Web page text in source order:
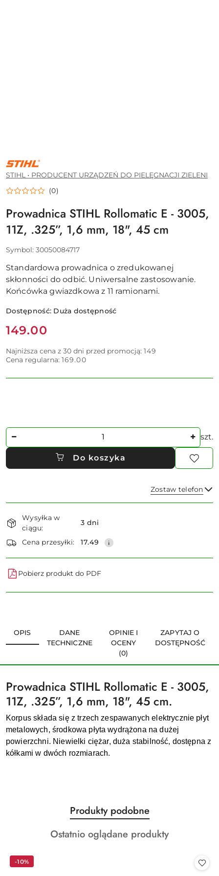
STIHL
•
PRODUCENT
URZĄDZEŃ
DO
PIELĘGNACJI
STIHL • PRODUCENT URZĄDZEŃ DO PIELĘGNACJI ZIELENI
(0)
Prowadnica STIHL Rollomatic E - 3005,
11Z, .325”, 1,6 mm, 18", 45 cm
Symbol: 30050084717
Standardowa prowadnica o zredukowanej
skłonności do odbić. Uniwersalne zastosowanie.
Końcówka gwiazdkowa z 11 ramionami.
Dostępność: Duża dostępność
Cena:
149.00
Najniższa cena z 30 dni przed promocją: 149
Cena regularna: 169.00
Ilość szt.
Do koszyka
Zostaw telefon
Dostępność
i
dostawa
Wysyłka w
ciągu:
3 dni
Cena przesyłki: 17.49
Pobierz produkt do PDF
OPIS
DANE
TECHNICZNE
OPINIE I
OCENY
(0)
ZAPYTAJ O
DOSTĘPNOŚĆ
Prowadnica STIHL Rollomatic E - 3005,
11Z, .325”, 1,6 mm, 18", 45 cm.
Korpus składa się z trzech zespawanych elektrycznie płyt
metalowych, środkowa płyta wydrążona na dużej
powierzchni. Niewielki ciężar, duża stabilność, dostępna z
kółkami w dwóch rozmiarach.
Pomiń karuzelę produktów
Produkty
o
statusie:
Produkty podobne
Produkty
Ostatnio oglądane produkty
-10%